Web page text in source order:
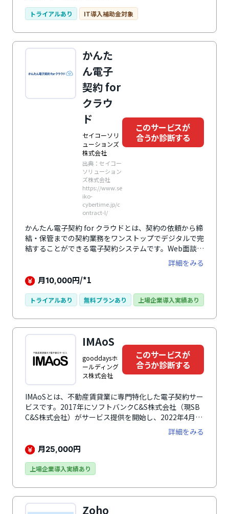
ので幅広い国で利用可能です。パソコンだけでなく、モ
からでも操作でき、業務効率化を図れます。また、すべ
ての文書の監査証跡を表示することができるので文書管
理もしっかりとでき、安心して利用できます。
トライアルあり IT導入補助金対象
かんた
ん電子
契約 for
クラウ
ド
セイコーソリ
ューションズ
株式会社
出典：セイコー
ソリューション
ズ株式会社
https://www.se
iko-
cybertime.jp/c
ontract-l/
このサービスが
合うか診断する
かんたん電子契約 for クラウドとは、契約の依頼から締
結・保管までの契約業務をワンストップでデジタルで完
結することができる電子契約システムです。Web面談機
能があるので対面での契約申し込みを行うことができ、
契約先と本人確認を行いながら契約作業ができます。紙
の契約書のスキャンデータや締結した契約書などの保管
た、タイムスタンプや署名の有無を選択したり、保管後
事者が存在する契約書への電子署名を付与することがで
き、取締役会議事録などに利用可能です。承認済みや締
結待ち、否認済みといった契約締結状況を画面上で確認
することができるので、業務のペースを把握するのに役
立ちます。
詳細をみる
月10,000円/*1
トライアルあり 無料プランあり 上場企業導入実績あり
IMAoS
gooddaysホ
ールディング
ス株式会社
このサービスが
合うか診断する
IMAoSとは、不動産賃貸業に専門特化した電子契約サー
ビスです。2017年にソフトバンクC&S株式会社（現SB
C&S株式会社）がサービス提供を開始し、2022年4月よ
りgooddaysホールディングス株式会社が企画・運営し
ています。電子署名のプラットフォームにはGMOサイ
ンを採用し、不動産賃貸業に必要な機能や画面が盛り込
要事項説明書の電子交付」をスピーディーかつイージー
約、管理受託契約、工事請負契約、不動産売買契約はも
ちろん、機密保持契約や取引基本契約などの一般的な契
約でもオールラウンドに利用できるコストパフォーマン
詳細をみる
月25,000円
上場企業導入実績あり
Zoho